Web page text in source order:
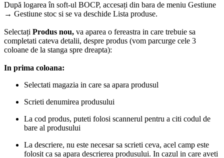
După logarea în soft-ul BOCP, accesați din bara de meniu Gestiune
→ Gestiune stoc si se va deschide Lista produse.
Selectați Produs nou, va aparea o fereastra in care trebuie sa
completati cateva detalii, despre produs (vom parcurge cele 3
coloane de la stanga spre dreapta):
In prima coloana:
Selectati magazia in care sa apara produsul
Scrieti denumirea produsului
La cod produs, puteti folosi scannerul pentru a citi codul de
bare al produsului
La descriere, nu este necesar sa scrieti ceva, acel camp este
folosit ca sa apara descrierea produsului. In cazul in care aveti